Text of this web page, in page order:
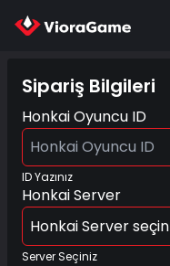
Sipariş Bilgileri
Honkai Oyuncu ID
ID Yazınız
Honkai Server
Honkai Server seçin
Server Seçiniz